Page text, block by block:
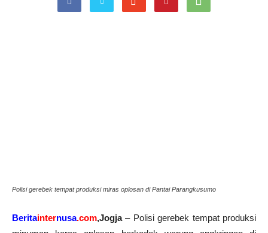
Polisi gerebek tempat produksi miras oplosan di Pantai Parangkusumo
Beritainternusa.com,Jogja– Polisi gerebek tempat produksi